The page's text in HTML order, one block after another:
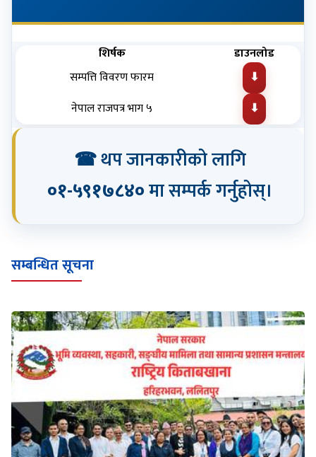
शिर्षक
डाउनलोड
सम्पत्ति विवरण फारम
⬇
नेपाल राजपत्र भाग ५
⬇
☎ थप जानकारीको लागि
०१-५९१७८४०मा सम्पर्क गर्नुहोस्।
सम्बन्धित सूचना